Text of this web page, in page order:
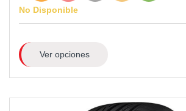
No Disponible
Ver opciones